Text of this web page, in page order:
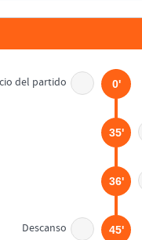
del partido 0'
35'
36'
Descanso 45'